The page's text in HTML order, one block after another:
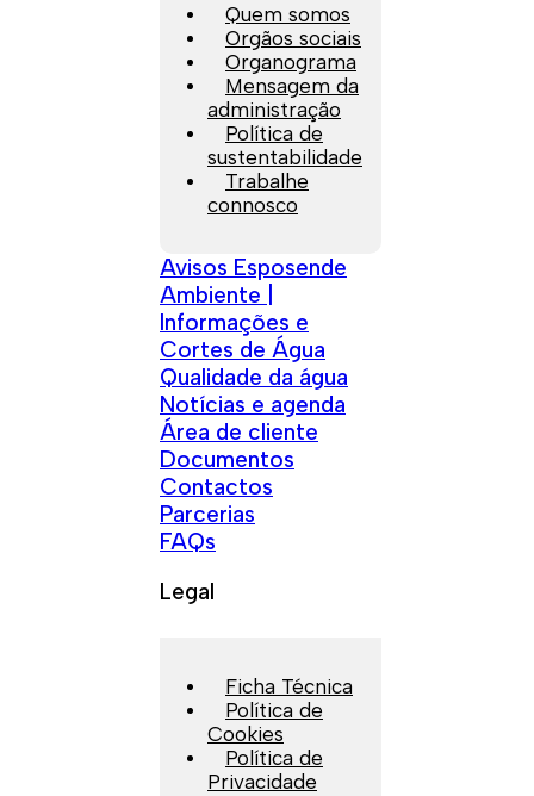
Quem somos
Orgãos sociais
Organograma
Mensagem da
administração
Política de
sustentabilidade
Trabalhe
connosco
Avisos Esposende
Ambiente |
Informações e
Cortes de Água
Qualidade da água
Notícias e agenda
Área de cliente
Documentos
Contactos
Parcerias
FAQs
Legal
Ficha Técnica
Política de
Cookies
Política de
Privacidade